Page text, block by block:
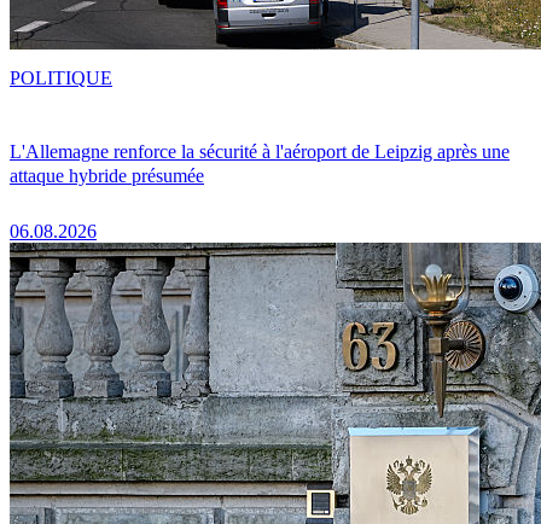
L'Allemagne renforce la sécurité à l'aéroport de Leipzig après une
attaque hybride présumée
06.08.2026
POLITIQUE